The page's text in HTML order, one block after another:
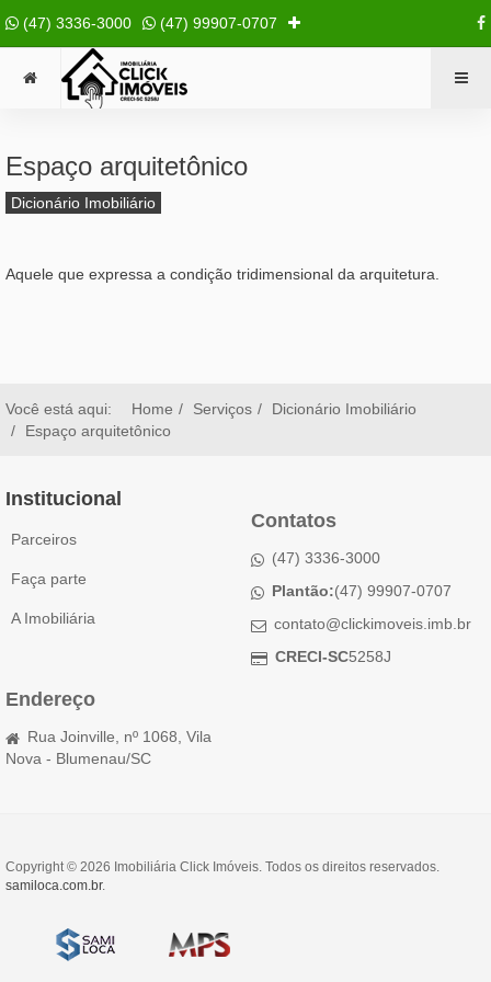
(47) 3336-3000 (47) 99907-0707
Espaço arquitetônico
Dicionário Imobiliário
Aquele que expressa a condição tridimensional da arquitetura.
Você está aqui: Home Serviços
Dicionário Imobiliário
Espaço arquitetônico
Institucional
Parceiros
Faça parte
A Imobiliária
Contatos
(47) 3336-3000
Plantão:(47) 99907-0707
contato@clickimoveis.imb.br
CRECI-SC5258J
Endereço
Rua Joinville, nº 1068, Vila
Nova - Blumenau/SC
Copyright © 2026 Imobiliária Click Imóveis. Todos os direitos reservados.
samiloca.com.br.